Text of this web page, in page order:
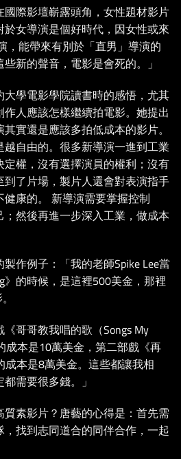
際影壇嶄露頭角，女性題材影片
女導演是個好時代，因女性或來
，能帶來有別於「直男」導演的
新的聲音，電影是會死的。」
學電影學院讀書時的感悟，尤其
人應該怎樣繼續拍電影。她提出
實還是應該多拍低成本的影片。
自由的。很多新導演一進到工業
權，沒有選擇演員的權利；沒有
了片場，製片人還會對表演指手
康的。 新導演需要掌握控制
然後再進一步深入工業，做成本
作例子：「我的老師Spike Lee當
》的時候，是這裡500美金，那裡
哥哥教我唱的歌（Songs My
成本是10萬美金，第二部戲《再
成本是8萬美金。這些都讓我相
需要很多錢。」
素影片？唐藝的心得是：首先需
找到志同道合的同伴合作，一起